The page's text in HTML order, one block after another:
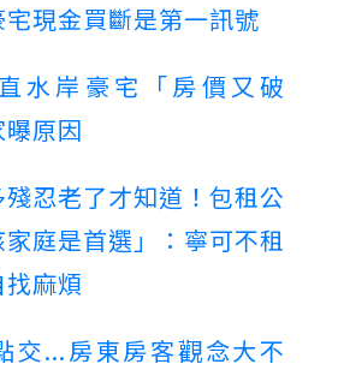
現金買斷是第一訊號
水岸豪宅「房價又破
原因
忍老了才知道！包租公
庭是首選」：寧可不租
麻煩
交...房東房客觀念大不